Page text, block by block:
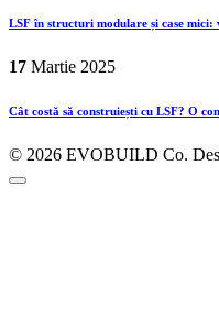
LSF în structuri modulare și case
17 Martie 2025
Cât costă să construiești cu LSF? O
© 2026 EVOBUILD Co.